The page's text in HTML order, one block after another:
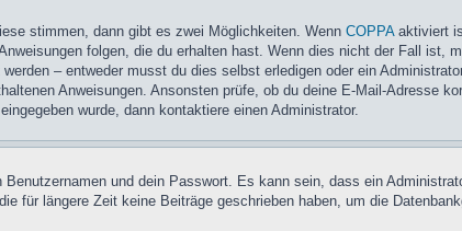
stimmen, dann gibt es zwei Möglichkeiten. Wenn COPPAaktiviert
folgen, die du erhalten hast. Wenn dies nicht der Fall ist,
– entweder musst du dies selbst erledigen oder ein
Anweisungen. Ansonsten prüfe, ob du deine E-Mail-Adresse
wurde, dann kontaktiere einen Administrator.
und dein Passwort. Es kann sein, dass ein
für längere Zeit keine Beiträge geschrieben haben, um die